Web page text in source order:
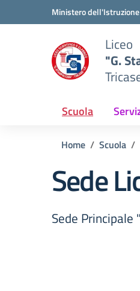
Vai ai contenuti
Vai al menu di navigazione
Ministero
Liceo
"G.
Scuola
Home Scuola
Sede
Sede Principale